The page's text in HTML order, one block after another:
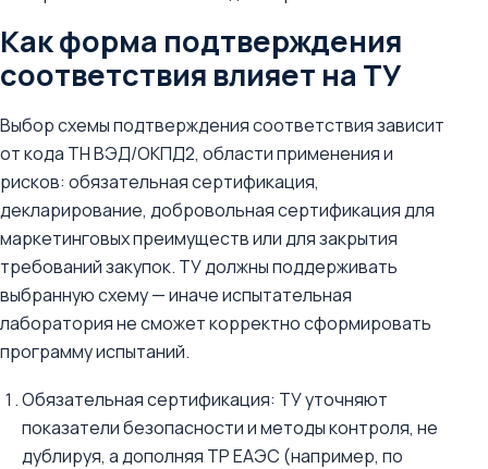
Как форма подтверждения
соответствия влияет на ТУ
Выбор схемы подтверждения соответствия зависит
от кода ТН ВЭД/ОКПД2, области применения и
рисков: обязательная сертификация,
декларирование, добровольная сертификация для
маркетинговых преимуществ или для закрытия
требований закупок. ТУ должны поддерживать
выбранную схему — иначе испытательная
лаборатория не сможет корректно сформировать
программу испытаний.
Обязательная сертификация: ТУ уточняют
показатели безопасности и методы контроля, не
дублируя, а дополняя ТР ЕАЭС (например, по